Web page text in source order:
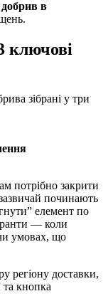
добрив в
ключові
зібрані у три
потрібно закрити
починають
елемент по
— коли
умовах, що
регіону доставки,
кнопка